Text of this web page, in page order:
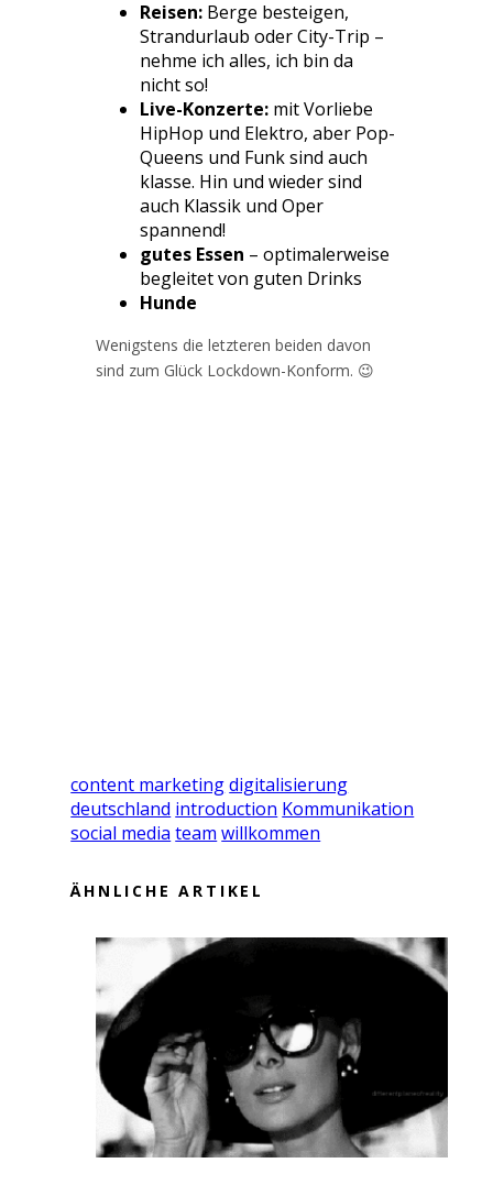
Reisen:Berge besteigen,
Strandurlaub oder City-Trip –
nehme ich alles, ich bin da
nicht so!
Live-Konzerte:mit Vorliebe
HipHop und Elektro, aber Pop-
Queens und Funk sind auch
klasse. Hin und wieder sind
auch Klassik und Oper
spannend!
gutes Essen – optimalerweise
begleitet von guten Drinks
Hunde
Wenigstens die letzteren beiden davon
sind zum Glück Lockdown-Konform. 😉
content marketingdigitalisierung
deutschland introduction Kommunikation
social media team willkommen
ÄHNLICHE ARTIKEL